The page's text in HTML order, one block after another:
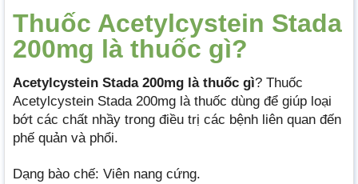
Thuốc Acetylcystein Stada
200mg là thuốc gì?
Acetylcystein Stada 200mg là thuốc gì? Thuốc
Acetylcystein Stada 200mg là thuốc dùng để giúp loại
bớt các chất nhầy trong điều trị các bệnh liên quan đến
phế quản và phổi.
Dạng bào chế: Viên nang cứng.